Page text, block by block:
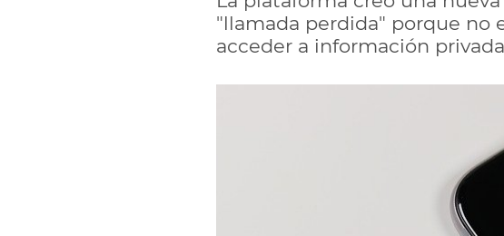
"llamada perdida" porque no
acceder a información